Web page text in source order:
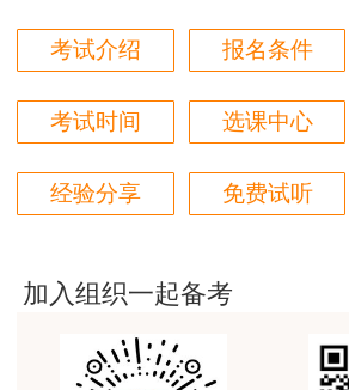
说明：因考试政策、内容不断变
程教育网提供的以上信息仅供参
考生以官网新公布内容为准！
保，学习了两个月了，越来越发现
门外汗都能听懂
用户m0****66
原理方法赵占香老师讲得很通俗易
跟着老师有信心学下去。
用户m3****88
用户m1****68
朋友推荐过来的，直接选的网校最
考试介绍 报名条件
考试时间 选课中心
经验分享 免费试听
加入组织一起备考